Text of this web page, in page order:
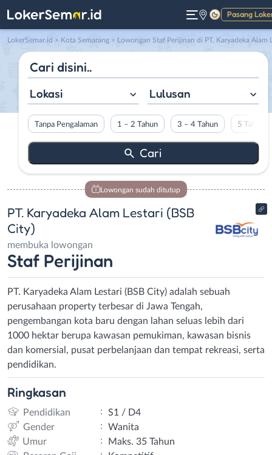
Pasang
Gelap
LokerSemar.id > Kota Semarang > Lowongan Staf Perijinan di PT. Karyadeka Alam Lestari (BSB
Lokasi Lulusan
Tanpa Pengalaman 1 – 2 Tahun 3 – 4 Tahun 5 Tahun
Lowongan sudah ditutup
PT. Karyadeka Alam Lestari (BSB
City)
membuka lowongan
Staf Perijinan
PT. Karyadeka Alam Lestari (BSB City) adalah sebuah
perusahaan property terbesar di Jawa Tengah,
pengembangan kota baru dengan lahan seluas lebih dari
1000 hektar berupa kawasan pemukiman, kawasan bisnis
dan komersial, pusat perbelanjaan dan tempat rekreasi, serta
pendidikan.
Ringkasan
Pendidikan :
S1 / D4
Gender
:
Wanita
Umur
:
Maks. 35 Tahun